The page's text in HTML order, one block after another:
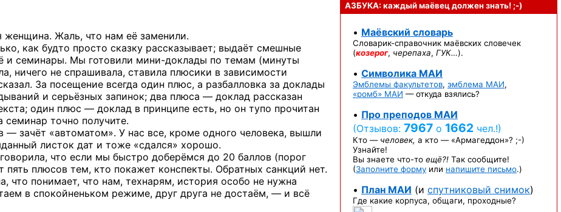
женщина. Жаль, что нам её заменили.
как будто просто сказку рассказывает; выдаёт смешные
и семинары. Мы готовили мини-доклады по темам (минуты
ничего не спрашивала, ставила плюсики в зависимости
За посещение всегда один плюс, а разбалловка за доклады
и серьёзных запинок; два плюса — доклад рассказан
один плюс — доклад в принципе есть, но он тупо прочитан
семинар точно получите.
— зачёт «автоматом». У нас все, кроме одного человека, вышли
листок дат и тоже «сдался» хорошо.
что если мы быстро доберёмся до 20 баллов (порог
пять плюсов тем, кто покажет конспекты. Обратных санкций нет.
что понимает, что нам, технарям, история особо не нужна
в спокойненьком режиме, друг друга не достаём, — и всё
АЗБУКА: каждый маёвец должензнать! ;-)
• Маёвский словарь
Словарик-справочник маёвских словечек
(козерог, черепаха, ГУК…).
• Символика МАИ
Эмблемы факультетов, эмблема МАИ,
«ромб» МАИ — откуда взялись?
• Про преподов МАИ
(Отзывов: 7967 о 1662 чел.!)
Кто — человек, а кто — «Армагеддон»? ;-)
Узнайте!
Вы знаете что-то ещё?! Так сообщите!
(Заполните форму или напишите письмо.)
• План МАИ (и спутниковый снимок)
Где какие корпуса, общаги, проходные?